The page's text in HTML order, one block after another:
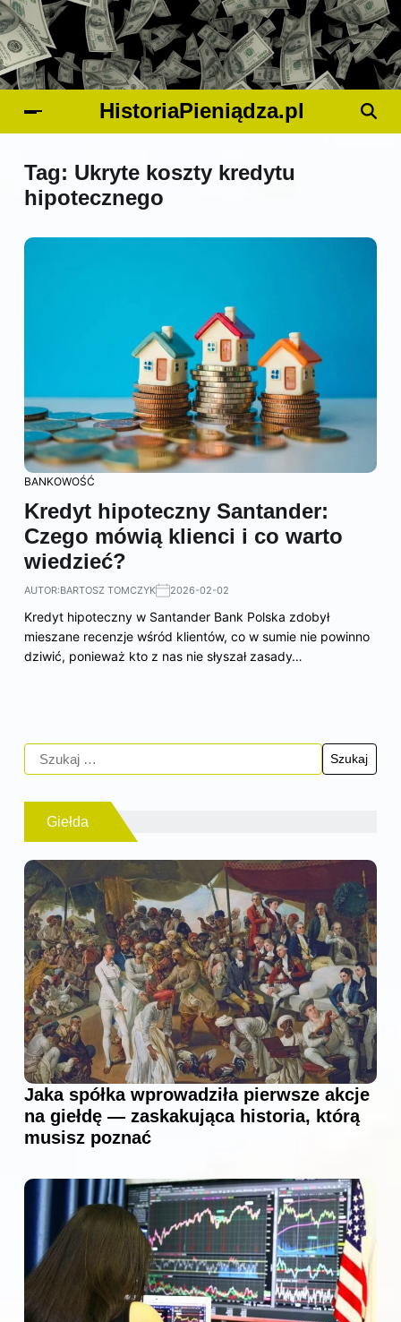
HistoriaPieniądza.pl
Tag: Ukryte koszty kredytu
hipotecznego
BANKOWOŚĆ
Kredyt hipoteczny Santander:
Czego mówią klienci i co warto
wiedzieć?
AUTOR:BARTOSZ TOMCZYK 2026-02-02
Kredyt hipoteczny w Santander Bank Polska zdobył
mieszane recenzje wśród klientów, co w sumie nie powinno
dziwić, ponieważ kto z nas nie słyszał zasady…
Giełda
Jaka spółka wprowadziła pierwsze akcje
na giełdę — zaskakująca historia, którą
musisz poznać